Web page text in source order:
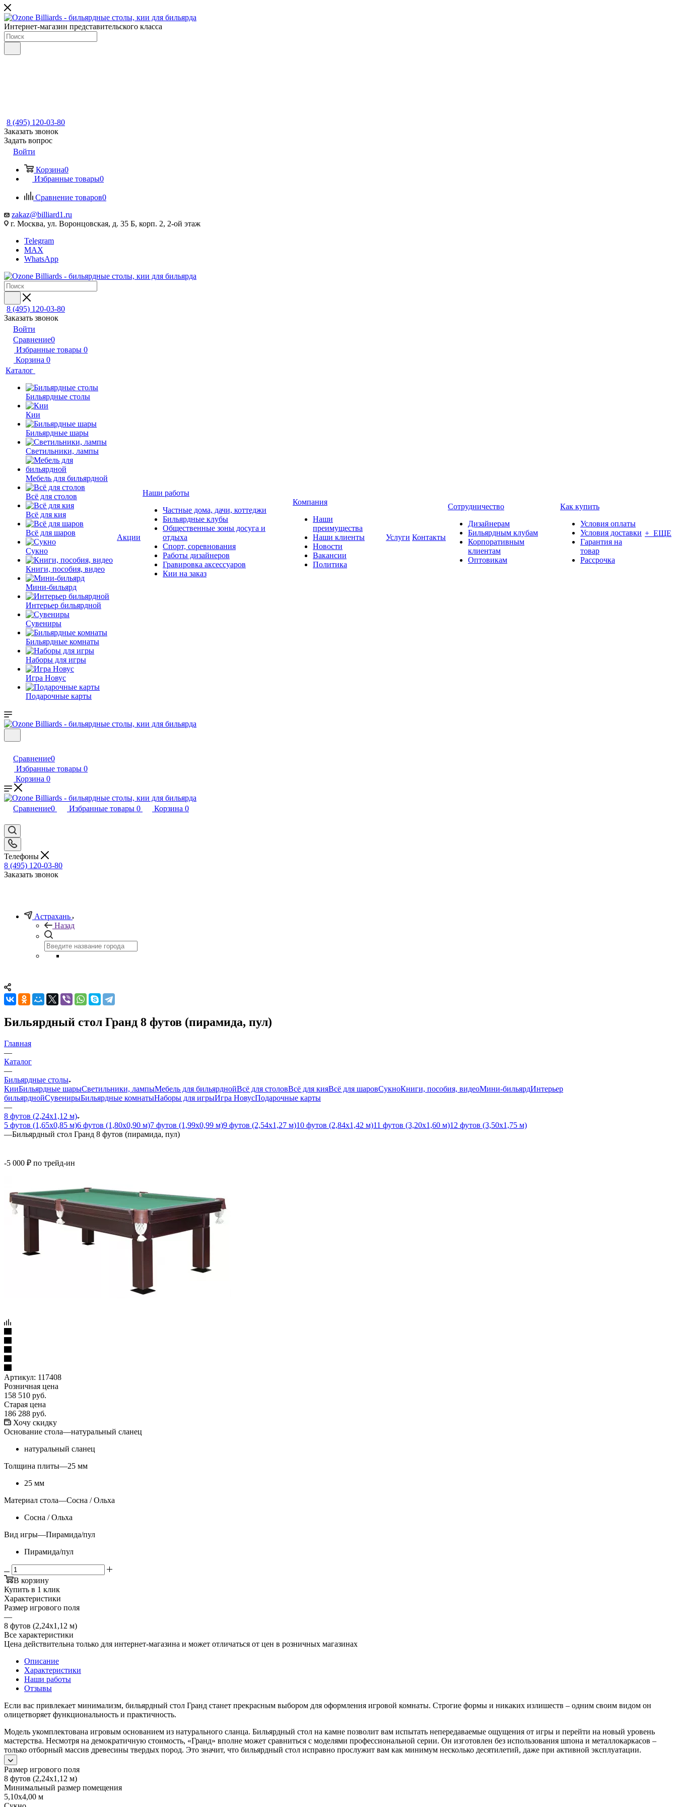
Интернет-магазин представительского класса
8 (495) 120-03-80
Заказать звонок
Задать вопрос
Войти
Корзина0
Избранные товары0
Сравнение товаров0
zakaz@billiard1.ru
г. Москва, ул. Воронцовская, д. 35 Б, корп. 2, 2-ой этаж
Telegram
MAX
WhatsApp
8 (495) 120-03-80
Заказать звонок
Войти
Сравнение0
Избранные товары 0
Корзина 0
Каталог
Бильярдные столы
Кии
Бильярдные шары
Светильники, лампы
Мебель для бильярдной
Всё для столов
Всё для кия
Всё для шаров
Сукно
Книги, пособия, видео
Мини-бильярд
Интерьер бильярдной
Сувениры
Бильярдные комнаты
Наборы для игры
Игра Новус
Подарочные карты
Акции
Наши работы
Частные дома, дачи, коттеджи
Бильярдные клубы
Общественные зоны досуга и
отдыха
Спорт, соревнования
Работы дизайнеров
Гравировка аксессуаров
Кии на заказ
Компания
Наши
преимущества
Наши клиенты
Новости
Вакансии
Политика
Услуги Контакты
Сотрудничество
Дизайнерам
Бильярдным клубам
Корпоративным
клиентам
Оптовикам
Как купить
Условия оплаты
Условия доставки
Гарантия на
товар
Рассрочка
+ ЕЩЕ
Сравнение0
Избранные товары 0
Корзина 0
Сравнение0 Избранные товары 0 Корзина 0
Телефоны
8 (495) 120-03-80
Заказать звонок
Астрахань
Назад
Бильярдный стол Гранд 8 футов (пирамида, пул)
Главная
—
Каталог
—
Бильярдные столы
КииБильярдные шарыСветильники, лампыМебель для бильярднойВсё для столовВсё для кияВсё для шаровСукноКниги, пособия, видеоМини-бильярдИнтерьер
бильярднойСувенирыБильярдные комнатыНаборы для игрыИгра НовусПодарочные карты
—
8 футов (2,24х1,12 м)
5 футов (1,65х0,85 м)6 футов (1,80х0,90 м)7 футов (1,99х0,99 м)9 футов (2,54х1,27 м)10 футов (2,84х1,42 м)11 футов (3,20х1,60 м)12 футов (3,50х1,75 м)
—Бильярдный стол Гранд 8 футов (пирамида, пул)
-5 000 ₽ по трейд-ин
Артикул: 117408
Розничная цена
158 510 руб.
Старая цена
186 288 руб.
Хочу скидку
Основание стола—натуральный сланец
натуральный сланец
Толщина плиты—25 мм
25 мм
Материал стола—Сосна / Ольха
Сосна / Ольха
Вид игры—Пирамида/пул
Пирамида/пул
В корзину
Купить в 1 клик
Характеристики
Размер игрового поля
—
8 футов (2,24х1,12 м)
Все характеристики
Цена действительна только для интернет-магазина и может отличаться от цен в розничных магазинах
Описание
Характеристики
Наши работы
Отзывы
Если вас привлекает минимализм, бильярдный стол Гранд станет прекрасным выбором для оформления игровой комнаты. Строгие формы и никаких излишеств – одним своим видом он
олицетворяет функциональность и практичность.
Модель укомплектована игровым основанием из натурального сланца. Бильярдный стол на камне позволит вам испытать непередаваемые ощущения от игры и перейти на новый уровень
мастерства. Несмотря на демократичную стоимость, «Гранд» вполне может сравниться с моделями профессиональной серии. Он изготовлен без использования шпона и металлокаркасов –
только отборный массив древесины твердых пород. Это значит, что бильярдный стол исправно прослужит вам как минимум несколько десятилетий, даже при активной эксплуатации.
Размер игрового поля
8 футов (2,24х1,12 м)
Минимальный размер помещения
5,10х4,00 м